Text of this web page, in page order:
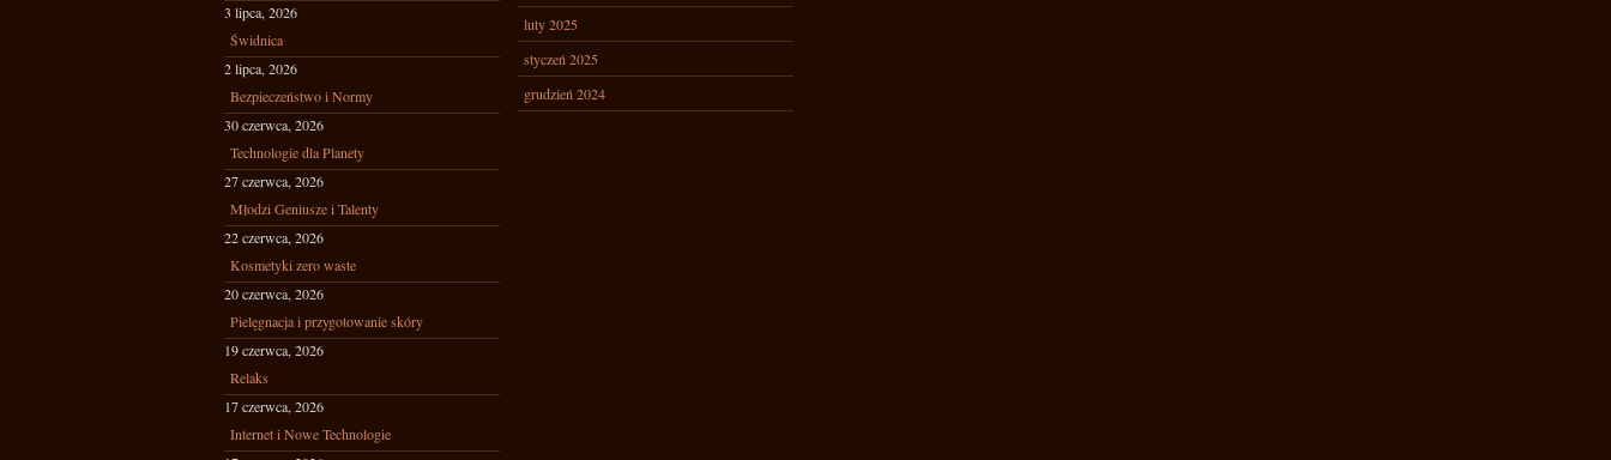
3 lipca, 2026
Świdnica
2 lipca, 2026
Bezpieczeństwo i Normy
30 czerwca, 2026
Technologie dla Planety
27 czerwca, 2026
Młodzi Geniusze i Talenty
22 czerwca, 2026
Kosmetyki zero waste
20 czerwca, 2026
Pielęgnacja i przygotowanie skóry
19 czerwca, 2026
Relaks
17 czerwca, 2026
Internet i Nowe Technologie
luty 2025
styczeń 2025
grudzień 2024